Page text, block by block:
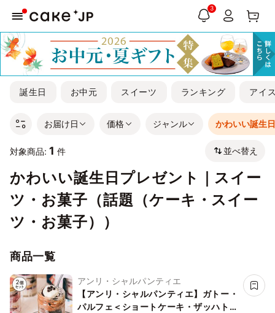
3
誕生日 お中元 スイーツ ランキング アイ
お届け日 価格 ジャンル かわいい誕生
対象商品: 1 件 並べ替え
かわいい誕生日プレゼント｜スイー
ツ・お菓子（話題（ケーキ・スイー
ツ・お菓子））
商品一覧
アンリ・シャルパンティエ
【アンリ・シャルパンティエ】ガトー・
パルフェ＜ショートケーキ・ザッハトル